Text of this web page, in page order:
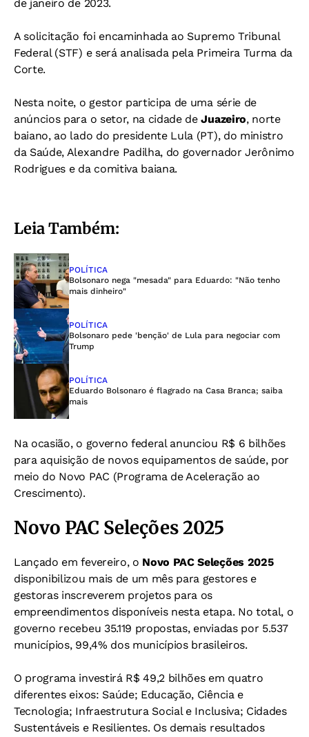
de janeiro de 2023.
A solicitação foi encaminhada ao Supremo Tribunal
Federal (STF) e será analisada pela Primeira Turma da
Corte.
Nesta noite, o gestor participa de uma série de
anúncios para o setor, na cidade deJuazeiro, norte
baiano, ao lado do presidente Lula (PT), do ministro
da Saúde, Alexandre Padilha, do governador Jerônimo
Rodrigues e da comitiva baiana.
Leia Também:
POLÍTICA
Bolsonaro nega "mesada" para Eduardo: "Não tenho
mais dinheiro"
POLÍTICA
Bolsonaro pede 'benção' de Lula para negociar com
Trump
POLÍTICA
Eduardo Bolsonaro é flagrado na Casa Branca; saiba
mais
Na ocasião, o governo federal anunciou R$ 6 bilhões
para aquisição de novos equipamentos de saúde, por
meio do Novo PAC (Programa de Aceleração ao
Crescimento).
Novo PAC Seleções 2025
Lançado em fevereiro, o Novo PAC Seleções 2025
disponibilizou mais de um mês para gestores e
gestoras inscreverem projetos para os
empreendimentos disponíveis nesta etapa. No total, o
governo recebeu 35.119 propostas, enviadas por 5.537
municípios, 99,4% dos municípios brasileiros.
O programa investirá R$ 49,2 bilhões em quatro
diferentes eixos: Saúde; Educação, Ciência e
Tecnologia; Infraestrutura Social e Inclusiva; Cidades
Sustentáveis e Resilientes. Os demais resultados